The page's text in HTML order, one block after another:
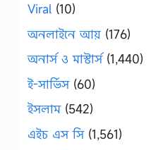
Viral (10)
অনলাইনে আয় (176)
অনার্স ও মাস্টার্স(1,440)
ই-সার্ভিস(60)
ইসলাম(542)
এইচ এস সি(1,561)